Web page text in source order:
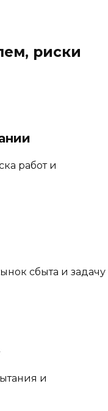
риски
работ и
сбыта и задачу
и